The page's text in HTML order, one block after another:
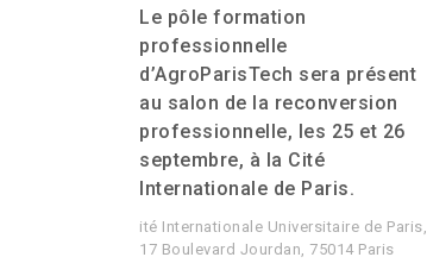
Le pôle formation
professionnelle
d’AgroParisTech sera présent
au salon de la reconversion
professionnelle, les 25 et 26
septembre, à la Cité
Internationale de Paris.
ité Internationale Universitaire de Paris,
17 Boulevard Jourdan, 75014 Paris